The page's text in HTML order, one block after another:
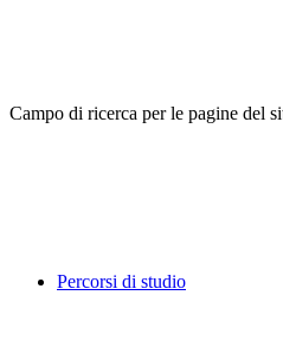
Campo di ricerca per le pagine del
Percorsi di studio